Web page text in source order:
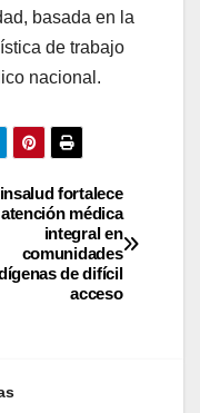
basada en la
de trabajo
nacional.
fortalece
atención médica
integral en
comunidades
de difícil
acceso